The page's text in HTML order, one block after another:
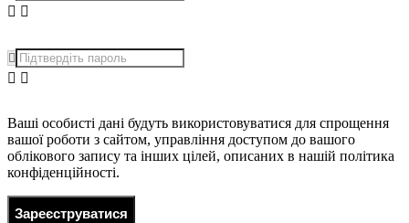
Ваші особисті дані будуть використовуватися для спрощення
вашої роботи з сайтом, управління доступом до вашого
облікового запису та інших цілей, описаних в нашій політика
конфіденційності.
Зареєструватися